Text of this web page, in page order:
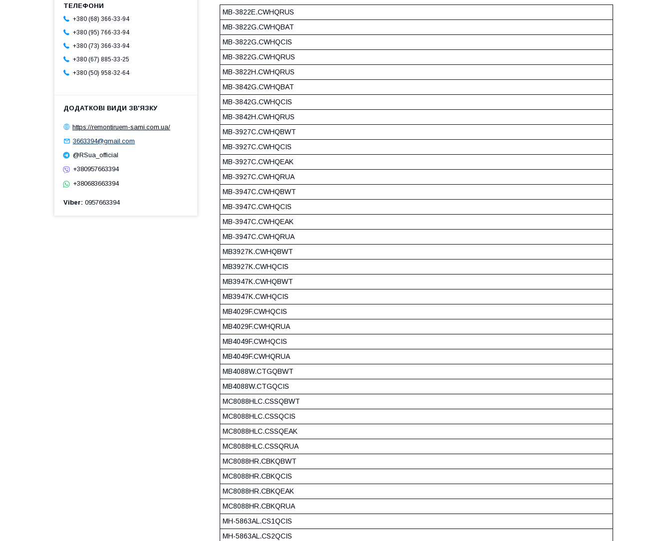
MB-3822E.CWHQRUS
MB-3822G.CWHQBAT
MB-3822G.CWHQCIS
MB-3822G.CWHQRUS
MB-3822H.CWHQRUS
MB-3842G.CWHQBAT
MB-3842G.CWHQCIS
MB-3842H.CWHQRUS
MB-3927C.CWHQBWT
MB-3927C.CWHQCIS
MB-3927C.CWHQEAK
MB-3927C.CWHQRUA
MB-3947C.CWHQBWT
MB-3947C.CWHQCIS
MB-3947C.CWHQEAK
MB-3947C.CWHQRUA
MB3927K.CWHQBWT
MB3927K.CWHQCIS
MB3947K.CWHQBWT
MB3947K.CWHQCIS
MB4029F.CWHQCIS
MB4029F.CWHQRUA
MB4049F.CWHQCIS
MB4049F.CWHQRUA
MB4088W.CTGQBWT
MB4088W.CTGQCIS
MC8088HLC.CSSQBWT
MC8088HLC.CSSQCIS
MC8088HLC.CSSQEAK
MC8088HLC.CSSQRUA
MC8088HR.CBKQBWT
MC8088HR.CBKQCIS
MC8088HR.CBKQEAK
MC8088HR.CBKQRUA
MH-5863AL.CS1QCIS
MH-5863AL.CS2QCIS
+380 (68) 366-33-94
+380 (95) 766-33-94
+380 (73) 366-33-94
+380 (67) 885-33-25
+380 (50) 958-32-64
https://remontiruem-sami.com.ua/
3663394@gmail.com
@RSua_official
+380957663394
+380683663394
Viber 0957663394